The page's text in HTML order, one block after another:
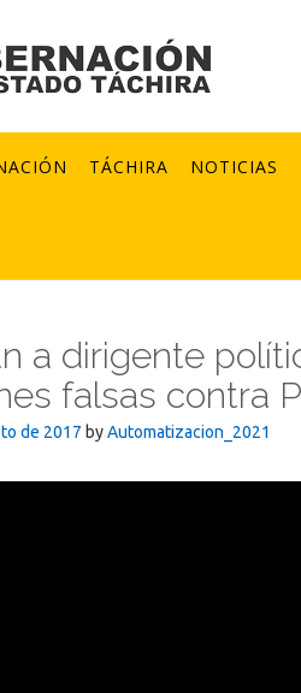
TÁCHIRA NOTICIAS
a dirigente
falsas contra
de 2017 byAutomatizacion_2021